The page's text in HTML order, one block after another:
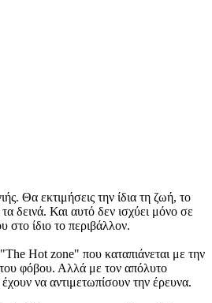
Θα εκτιμήσεις την ίδια τη ζωή, το
δεινά. Και αυτό δεν ισχύει μόνο σε
ίδιο το περιβάλλον.
Hot zone" που καταπιάνεται με την
του φόβου. Αλλά με τον απόλυτο
να αντιμετωπίσουν την έρευνα.